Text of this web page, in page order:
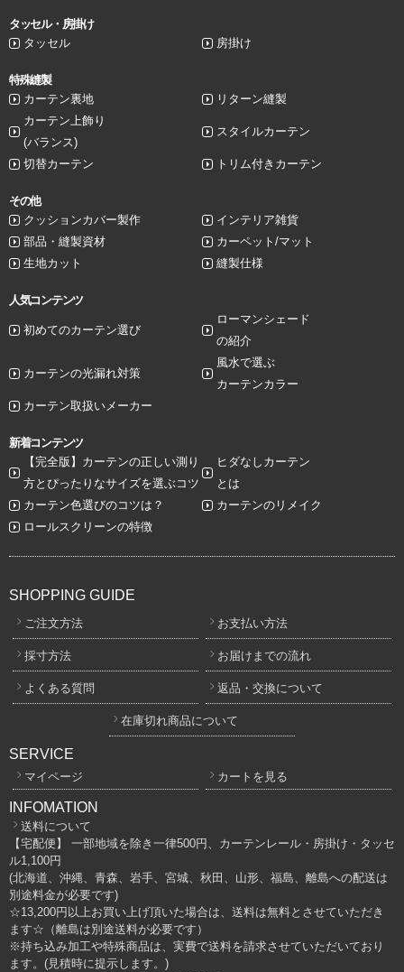
タッセル・房掛け
タッセル
房掛け
特殊縫製
カーテン裏地
リターン縫製
カーテン上飾り
(バランス)
スタイルカーテン
切替カーテン トリム付きカーテン
その他
クッションカバー製作
インテリア雑貨
部品・縫製資材
カーペット/マット
生地カット
縫製仕様
人気コンテンツ
初めてのカーテン選び
ローマンシェード
の紹介
カーテンの光漏れ対策
風水で選ぶ
カーテンカラー
カーテン取扱いメーカー
新着コンテンツ
【完全版】カーテンの正しい測り
方とぴったりなサイズを選ぶコツ
ヒダなしカーテン
とは
カーテン色選びのコツは？
カーテンのリメイク
ロールスクリーンの特徴
SHOPPING GUIDE
ご注文方法 お支払い方法
採寸方法 お届けまでの流れ
よくある質問 返品・交換について
在庫切れ商品について
SERVICE
マイページ カートを見る
INFOMATION
送料について
【宅配便】 一部地域を除き一律500円、カーテンレール・房掛け・タッセ
ル1,100円
(北海道、沖縄、青森、岩手、宮城、秋田、山形、福島、離島への配送は
別途料金が必要です)
☆13,200円以上お買い上げ頂いた場合は、送料は無料とさせていただき
ます☆（離島は別途送料が必要です）
※持ち込み加工や特殊商品は、実費で送料を請求させていただいており
ます。(見積時に提示します。)